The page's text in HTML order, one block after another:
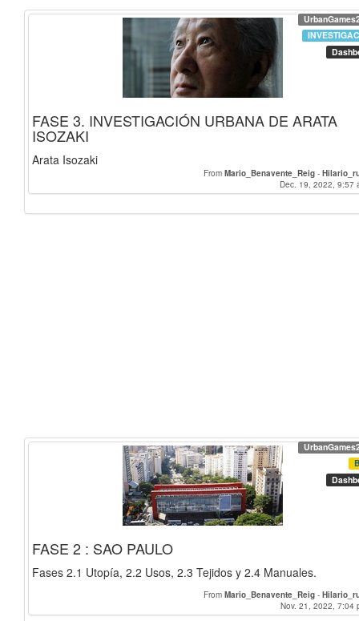
FASE 3. INVESTIGACIÓN URBANA DE ARATA
ISOZAKI
Arata Isozaki
From Mario_Benavente_Reig -
Dec. 19, 2022, 9:57
FASE 2 : SAO PAULO
Fases 2.1 Utopía, 2.2 Usos, 2.3 Tejidos y 2.4 Manuales.
From Mario_Benavente_Reig -
Nov. 21, 2022, 7:04